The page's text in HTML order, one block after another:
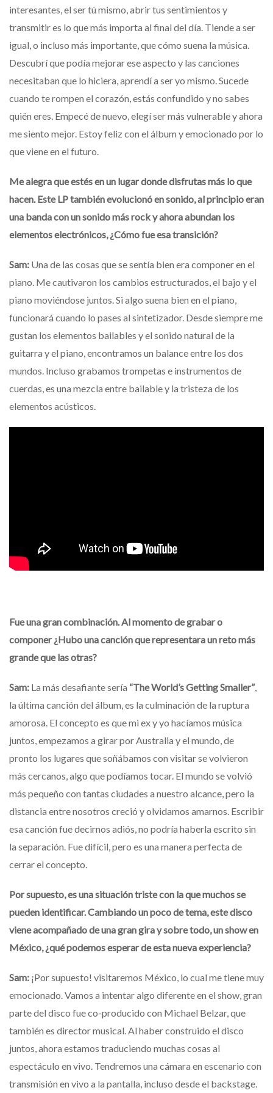
interesantes, el ser tú mismo, abrir tus sentimientos y
transmitir es lo que más importa al final del día. Tiende a ser
igual, o incluso más importante, que cómo suena la música.
Descubrí que podía mejorar ese aspecto y las canciones
necesitaban que lo hiciera, aprendí a ser yo mismo. Sucede
cuando te rompen el corazón, estás confundido y no sabes
quién eres. Empecé de nuevo, elegí ser más vulnerable y ahora
me siento mejor. Estoy feliz con el álbum y emocionado por lo
que viene en el futuro.
Me alegra que estés en un lugar donde disfrutas más lo que
hacen. Este LP también evolucionó en sonido, al principio eran
una banda con un sonido más rock y ahora abundan los
elementos electrónicos, ¿Cómo fue esa transición?
Sam: Una de las cosas que se sentía bien era componer en el
piano. Me cautivaron los cambios estructurados, el bajo y el
piano moviéndose juntos. Si algo suena bien en el piano,
funcionará cuando lo pases al sintetizador. Desde siempre me
gustan los elementos bailables y el sonido natural de la
guitarra y el piano, encontramos un balance entre los dos
mundos. Incluso grabamos trompetas e instrumentos de
cuerdas, es una mezcla entre bailable y la tristeza de los
elementos acústicos.
Fue una gran combinación. Al momento de grabar o
componer ¿Hubo una canción que representara un reto más
grande que las otras?
Sam: La más desafiante sería “The World’s Getting Smaller”,
la última canción del álbum, es la culminación de la ruptura
amorosa. El concepto es que mi ex y yo hacíamos música
juntos, empezamos a girar por Australia y el mundo, de
pronto los lugares que soñábamos con visitar se volvieron
más cercanos, algo que podíamos tocar. El mundo se volvió
más pequeño con tantas ciudades a nuestro alcance, pero la
distancia entre nosotros creció y olvidamos amarnos. Escribir
esa canción fue decirnos adiós, no podría haberla escrito sin
la separación. Fue difícil, pero es una manera perfecta de
cerrar el concepto.
Por supuesto, es una situación triste con la que muchos se
pueden identificar. Cambiando un poco de tema, este disco
viene acompañado de una gran gira y sobre todo, un show en
México, ¿qué podemos esperar de esta nueva experiencia?
Sam: ¡Por supuesto! visitaremos México, lo cual me tiene muy
emocionado. Vamos a intentar algo diferente en el show, gran
parte del disco fue co-producido con Michael Belzar, que
también es director musical. Al haber construido el disco
juntos, ahora estamos traduciendo muchas cosas al
espectáculo en vivo. Tendremos una cámara en escenario con
transmisión en vivo a la pantalla, incluso desde el backstage.